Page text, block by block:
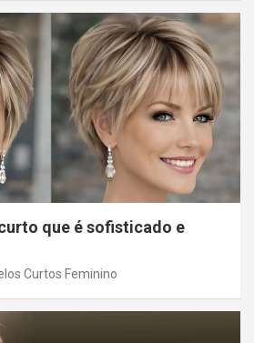
que é sofisticado e
Curtos Feminino